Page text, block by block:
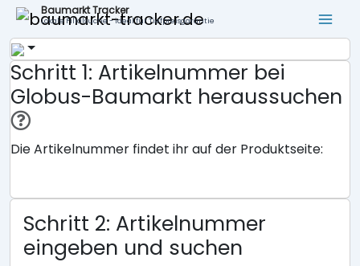
Baumarkt Tracker
Lokale Filialsuche - ideal für Tiefpreisgarantie
Schritt 1: Artikelnummer bei
Globus-Baumarkt heraussuchen
Die Artikelnummer findet ihr auf der Produktseite:
Schritt 2: Artikelnummer
eingeben und suchen